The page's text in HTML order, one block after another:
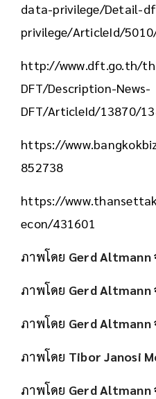
data-privilege/Detail-
privilege/ArticleId/
http://www.dft.go.th/
DFT/Description-News-
DFT/ArticleId/13870/
https://
852738
https://
econ/431601
ภาพโดย Gerd Altmann
ภาพโดย Gerd Altmann
ภาพโดย Gerd Altmann
ภาพโดย Tibor Janosi
ภาพโดย Gerd Altmann